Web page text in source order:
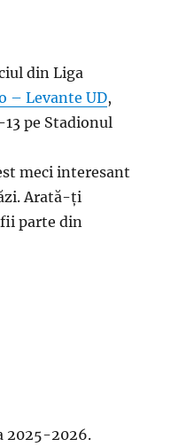
din Liga
– Levante UD,
pe Stadionul
meci interesant
Arată-ți
parte din
2025-2026.